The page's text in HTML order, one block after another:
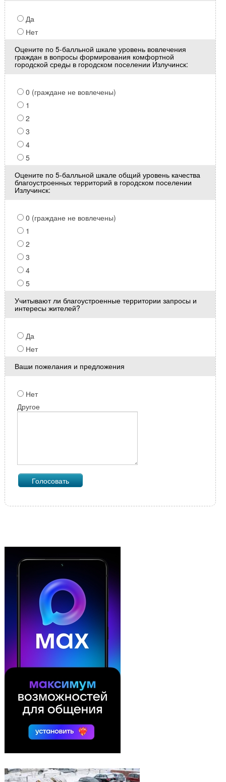
Да
Нет
Оцените по 5-балльной шкале уровень вовлечения
граждан в вопросы формирования комфортной
городской среды в городском поселении Излучинск:
0 (граждане не вовлечены)
1
2
3
4
5
Оцените по 5-балльной шкале общий уровень качества
благоустроенных территорий в городском поселении
Излучинск:
0 (граждане не вовлечены)
1
2
3
4
5
Учитывают ли благоустроенные территории запросы и
интересы жителей?
Да
Нет
Ваши пожелания и предложения
Нет
Другое